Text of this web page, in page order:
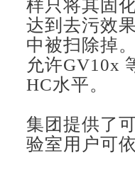
样只将其固
达到去污效
中被扫除掉
允许GV10x
HC水平。
集团提供了
验室用户可